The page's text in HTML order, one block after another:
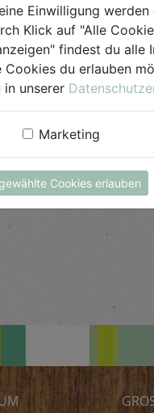
Einwilligung
Klick auf "Alle
findest du alle
du erlauben
unserer
Marketing
Cookies erlauben